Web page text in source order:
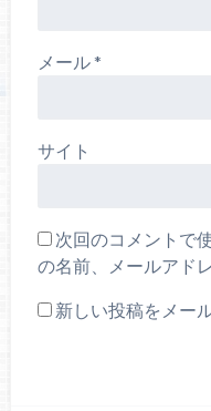
メール*
サイト
次回のコメントで
の名前、メールアド
新しい投稿をメー